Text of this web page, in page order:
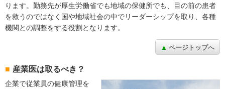
ります。勤務先が厚生労働省でも地域の保健所でも、目の前の患者
を救うのではなく国や地域社会の中でリーダーシップを取り、各種
機関との調整をする役割となります。
ページトップへ
産業医は取るべき？
企業で従業員の健康管理を